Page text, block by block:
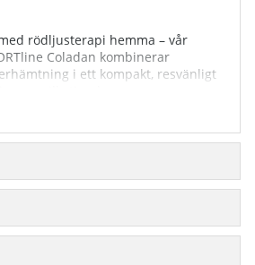
rödljusterapi hemma – vår
Coladan kombinerar
i ett kompakt, resvänligt
blodcirkulation och lindra
leder – allt utan att lämna hemmet.
Coladan:
ansikte och kropp – skonsamt för